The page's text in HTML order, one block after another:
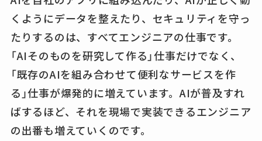
くようにデータを整えたり、セキュリティを守っ
たりするのは、すべてエンジニアの仕事です。
「AIそのものを研究して作る」仕事だけでなく、
「既存のAIを組み合わせて便利なサービスを作
る」仕事が爆発的に増えています。AIが普及すれ
ばするほど、それを現場で実装できるエンジニア
の出番も増えていくのです。